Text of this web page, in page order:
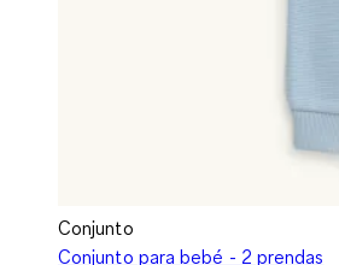
Conjunto
Conjunto para bebé - 2 prendas